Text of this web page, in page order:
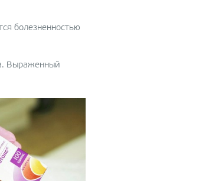
болезненностью
Выраженный